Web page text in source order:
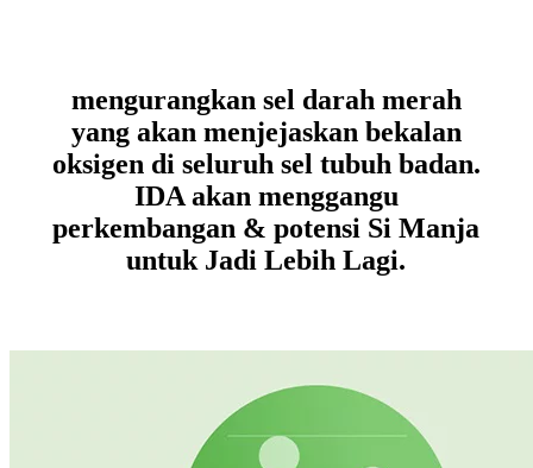
mengurangkan sel darah merah
yang akan menjejaskan bekalan
oksigen di seluruh sel tubuh badan.
IDA akan menggangu
perkembangan & potensi Si Manja
untuk Jadi Lebih Lagi.